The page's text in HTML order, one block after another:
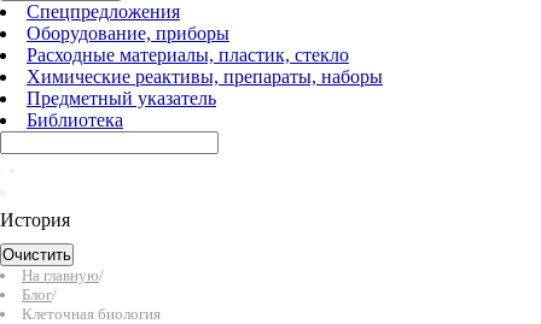
Спецпредложения
Оборудование, приборы
Расходные материалы, пластик, стекло
Химические реактивы, препараты, наборы
Предметный указатель
Библиотека
История
Очистить
На главную/
Блог/
Клеточная биология